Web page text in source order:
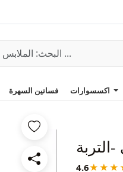
فساتين السهرة
التربة
4.6